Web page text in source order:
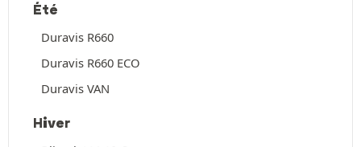
Été
Duravis R660
Duravis R660 ECO
Duravis VAN
Hiver